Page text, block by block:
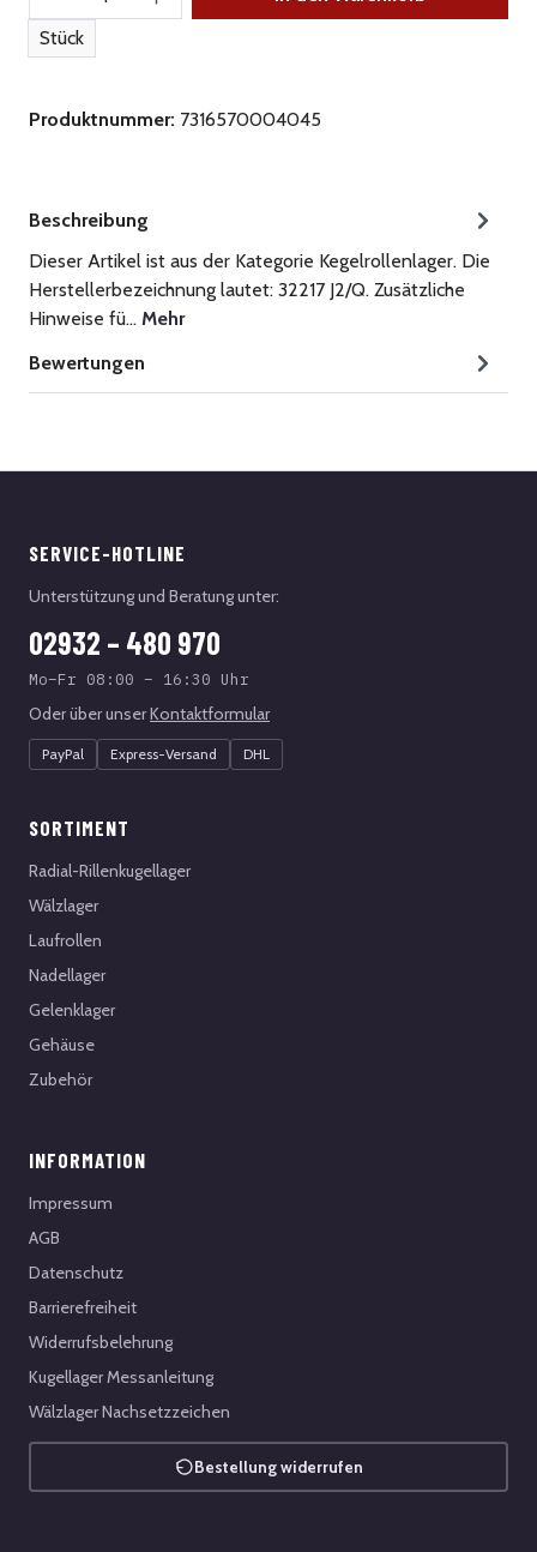
Stück
Produktnummer: 7316570004045
Beschreibung
Dieser Artikel ist aus der Kategorie Kegelrollenlager. Die
Herstellerbezeichnung lautet: 32217 J2/Q. Zusätzliche
Hinweise fü… Mehr
Bewertungen
SERVICE-HOTLINE
Unterstützung und Beratung unter:
02932 – 480 970
Mo–Fr 08:00 – 16:30 Uhr
Oder über unserKontaktformular
PayPal Express-Versand DHL
SORTIMENT
Radial-Rillenkugellager
Wälzlager
Laufrollen
Nadellager
Gelenklager
Gehäuse
Zubehör
INFORMATION
Impressum
AGB
Datenschutz
Barrierefreiheit
Widerrufsbelehrung
Kugellager Messanleitung
Wälzlager Nachsetzzeichen
Bestellung widerrufen